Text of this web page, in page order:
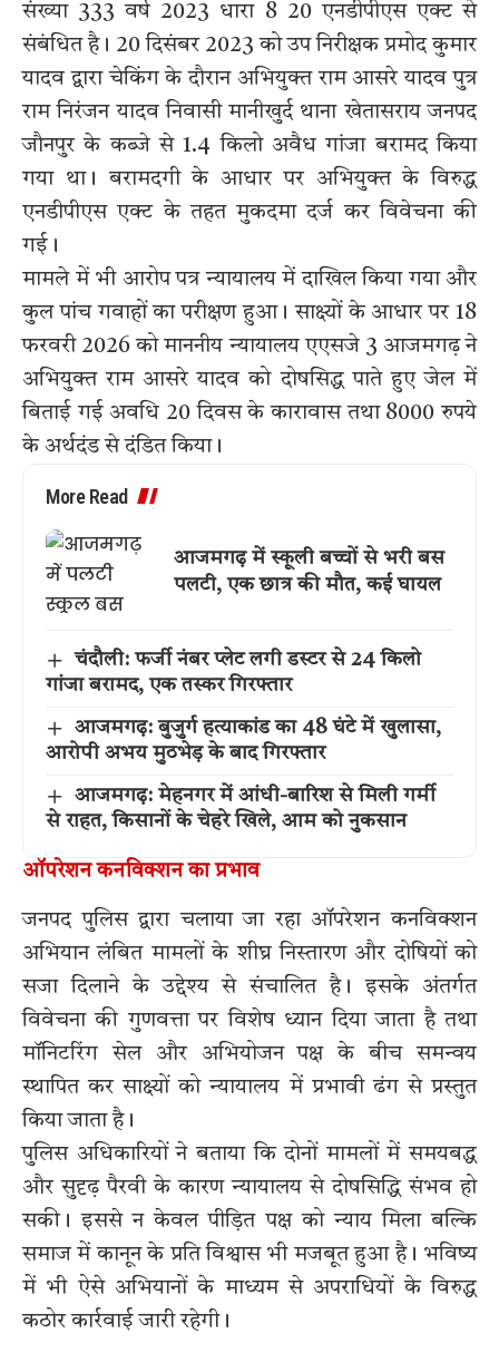
संख्या 333 वर्ष 2023 धारा 8 20 एनडीपीएस एक्ट से
संबंधित है। 20 दिसंबर 2023 को उप निरीक्षक प्रमोद कुमार
यादव द्वारा चेकिंग के दौरान अभियुक्त राम आसरे यादव पुत्र
राम निरंजन यादव निवासी मानीखुर्द थाना खेतासराय जनपद
जौनपुर के कब्जे से 1.4 किलो अवैध गांजा बरामद किया
गया था। बरामदगी के आधार पर अभियुक्त के विरुद्ध
एनडीपीएस एक्ट के तहत मुकदमा दर्ज कर विवेचना की
गई।
मामले में भी आरोप पत्र न्यायालय में दाखिल किया गया और
कुल पांच गवाहों का परीक्षण हुआ। साक्ष्यों के आधार पर 18
फरवरी 2026 को माननीय न्यायालय एएसजे 3 आजमगढ़ ने
अभियुक्त राम आसरे यादव को दोषसिद्ध पाते हुए जेल में
बिताई गई अवधि 20 दिवस के कारावास तथा 8000 रुपये
के अर्थदंड से दंडित किया।
More Read
आजमगढ़ में स्कूली बच्चों से भरी बस
पलटी, एक छात्र की मौत, कई घायल
चंदौली: फर्जी नंबर प्लेट लगी डस्टर से 24 किलो
गांजा बरामद, एक तस्कर गिरफ्तार
आजमगढ़: बुजुर्ग हत्याकांड का 48 घंटे में खुलासा,
आरोपी अभय मुठभेड़ के बाद गिरफ्तार
आजमगढ़: मेहनगर में आंधी-बारिश से मिली गर्मी
से राहत, किसानों के चेहरे खिले, आम को नुकसान
ऑपरेशन कनविक्शन का प्रभाव
जनपद पुलिस द्वारा चलाया जा रहा ऑपरेशन कनविक्शन
अभियान लंबित मामलों के शीघ्र निस्तारण और दोषियों को
सजा दिलाने के उद्देश्य से संचालित है। इसके अंतर्गत
विवेचना की गुणवत्ता पर विशेष ध्यान दिया जाता है तथा
मॉनिटरिंग सेल और अभियोजन पक्ष के बीच समन्वय
स्थापित कर साक्ष्यों को न्यायालय में प्रभावी ढंग से प्रस्तुत
किया जाता है।
पुलिस अधिकारियों ने बताया कि दोनों मामलों में समयबद्ध
और सुदृढ़ पैरवी के कारण न्यायालय से दोषसिद्धि संभव हो
सकी। इससे न केवल पीड़ित पक्ष को न्याय मिला बल्कि
समाज में कानून के प्रति विश्वास भी मजबूत हुआ है। भविष्य
में भी ऐसे अभियानों के माध्यम से अपराधियों के विरुद्ध
कठोर कार्रवाई जारी रहेगी।